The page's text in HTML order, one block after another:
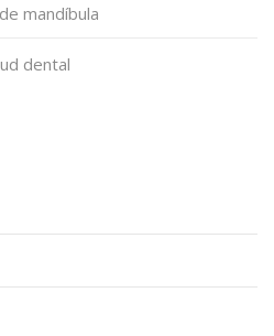
mandíbula
dental